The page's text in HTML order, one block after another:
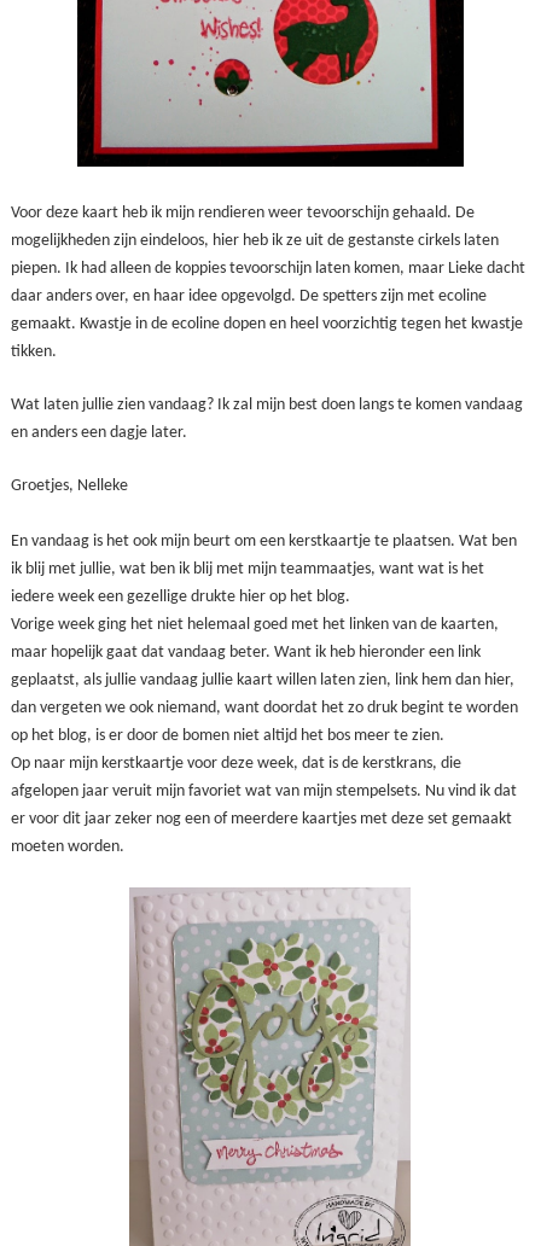
Voor deze kaart heb ik mijn rendieren weer tevoorschijn gehaald. De
mogelijkheden zijn eindeloos, hier heb ik ze uit de gestanste cirkels laten
piepen. Ik had alleen de koppies tevoorschijn laten komen, maar Lieke dacht
daar anders over, en haar idee opgevolgd. De spetters zijn met ecoline
gemaakt. Kwastje in de ecoline dopen en heel voorzichtig tegen het kwastje
tikken.
Wat laten jullie zien vandaag? Ik zal mijn best doen langs te komen vandaag
en anders een dagje later.
Groetjes, Nelleke
En vandaag is het ook mijn beurt om een kerstkaartje te plaatsen. Wat ben
ik blij met jullie, wat ben ik blij met mijn teammaatjes, want wat is het
iedere week een gezellige drukte hier op het blog.
Vorige week ging het niet helemaal goed met het linken van de kaarten,
maar hopelijk gaat dat vandaag beter. Want ik heb hieronder een link
geplaatst, als jullie vandaag jullie kaart willen laten zien, link hem dan hier,
dan vergeten we ook niemand, want doordat het zo druk begint te worden
op het blog, is er door de bomen niet altijd het bos meer te zien.
Op naar mijn kerstkaartje voor deze week, dat is de kerstkrans, die
afgelopen jaar veruit mijn favoriet wat van mijn stempelsets. Nu vind ik dat
er voor dit jaar zeker nog een of meerdere kaartjes met deze set gemaakt
moeten worden.